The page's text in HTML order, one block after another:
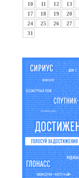
10
11 12 13
17
18 19 20
24
25 26 27
31